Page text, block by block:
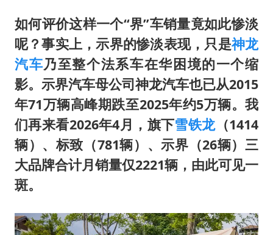
如何评价这样一个“界”车销量竟如此惨淡
呢？事实上，示界的惨淡表现，只是神龙
汽车乃至整个法系车在华困境的一个缩
影。示界汽车母公司神龙汽车也已从2015
年71万辆高峰期跌至2025年约5万辆。我
们再来看2026年4月，旗下雪铁龙（1414
辆）、标致（781辆）、示界（26辆）三
大品牌合计月销量仅2221辆，由此可见一
斑。